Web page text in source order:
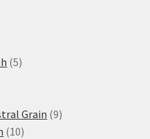
55
Grain 99
1010